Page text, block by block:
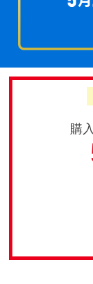
購